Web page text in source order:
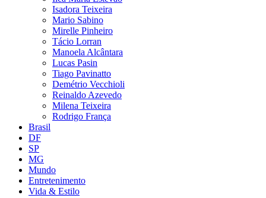
Isadora Teixeira
Mario Sabino
Mirelle Pinheiro
Tácio Lorran
Manoela Alcântara
Lucas Pasin
Tiago Pavinatto
Demétrio Vecchioli
Reinaldo Azevedo
Milena Teixeira
Rodrigo França
Brasil
DF
SP
MG
Mundo
Entretenimento
Vida & Estilo